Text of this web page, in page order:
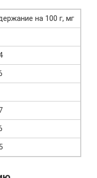
на 100 г, мг